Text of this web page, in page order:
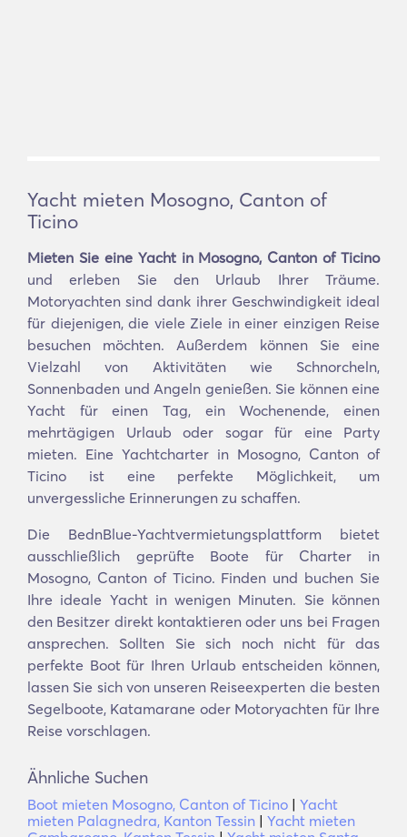
Yacht mieten Mosogno, Canton of
Ticino
Mieten Sie eine Yacht in Mosogno, Canton of Ticino
und erleben Sie den Urlaub Ihrer Träume.
Motoryachten sind dank ihrer Geschwindigkeit ideal
für diejenigen, die viele Ziele in einer einzigen Reise
besuchen möchten. Außerdem können Sie eine
Vielzahl von Aktivitäten wie Schnorcheln,
Sonnenbaden und Angeln genießen. Sie können eine
Yacht für einen Tag, ein Wochenende, einen
mehrtägigen Urlaub oder sogar für eine Party
mieten. Eine Yachtcharter in Mosogno, Canton of
Ticino ist eine perfekte Möglichkeit, um
unvergessliche Erinnerungen zu schaffen.
Die BednBlue-Yachtvermietungsplattform bietet
ausschließlich geprüfte Boote für Charter in
Mosogno, Canton of Ticino. Finden und buchen Sie
Ihre ideale Yacht in wenigen Minuten. Sie können
den Besitzer direkt kontaktieren oder uns bei Fragen
ansprechen. Sollten Sie sich noch nicht für das
perfekte Boot für Ihren Urlaub entscheiden können,
lassen Sie sich von unseren Reiseexperten die besten
Segelboote, Katamarane oder Motoryachten für Ihre
Reise vorschlagen.
Ähnliche Suchen
Boot mieten Mosogno, Canton of Ticino | Yacht
mieten Palagnedra, Kanton Tessin | Yacht mieten